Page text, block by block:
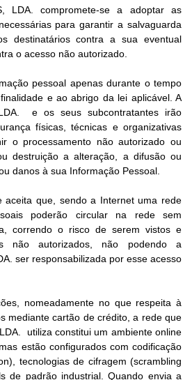
LDA. compromete-se a adoptar as
para garantir a salvaguarda
destinatários contra a sua eventual
o acesso não autorizado.
pessoal apenas durante o tempo
e ao abrigo da lei aplicável. A
LDA. e os seus subcontratantes irão
físicas, técnicas e organizativas
o processamento não autorizado ou
destruição a alteração, a difusão ou
danos à sua Informação Pessoal.
aceita que, sendo a Internet uma rede
poderão circular na rede sem
correndo o risco de serem vistos e
não autorizados, não podendo a
ser responsabilizada por esse acesso
nomeadamente no que respeita à
mediante cartão de crédito, a rede que
utiliza constitui um ambiente online
estão configurados com codificação
tecnologias de cifragem (scrambling
de padrão industrial. Quando envia a